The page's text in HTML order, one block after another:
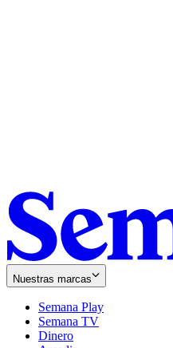
Nuestras marcas
Semana Play
Semana TV
Dinero